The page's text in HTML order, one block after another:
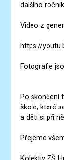
dalšího
Video z
https://
Fotografie
Po skončení
škole, které
a děti si při
Přejeme
Kolektiv ZŠ